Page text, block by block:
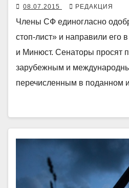
08.07.2015 РЕДАКЦИЯ
Члены СФ единогласно
стоп-лист» и направили его
и Минюст. Сенаторы просят
зарубежным и
перечисленным в поданном